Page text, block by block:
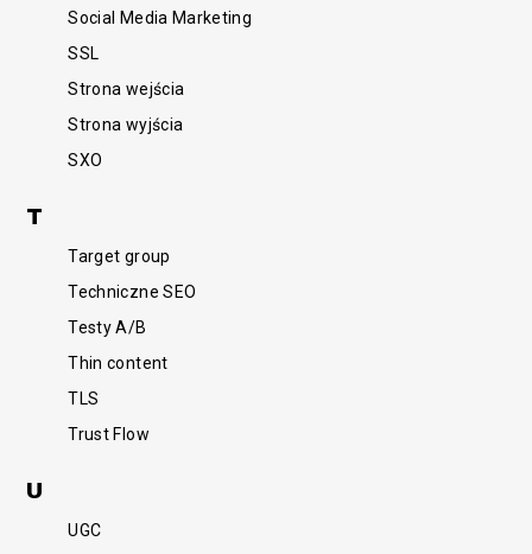
Social Media Marketing
SSL
Strona wejścia
Strona wyjścia
SXO
T
Target group
Techniczne SEO
Testy A/B
Thin content
TLS
Trust Flow
U
UGC